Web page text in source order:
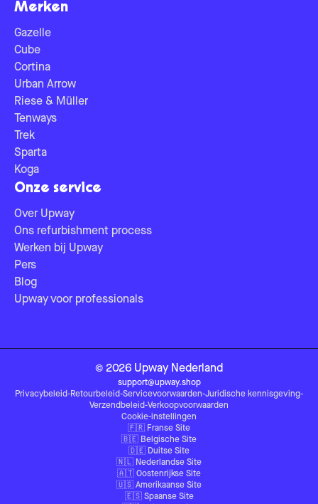
Merken
Gazelle
Cube
Cortina
Urban Arrow
Riese & Müller
Tenways
Trek
Sparta
Koga
Onze service
Over Upway
Ons refurbishment process
Werken bij Upway
Pers
Blog
Upway voor professionals
© 2026 Upway Nederland
support@upway.shop
Privacybeleid-Retourbeleid-Servicevoorwaarden-Juridische kennisgeving-
Verzendbeleid-Verkoopvoorwaarden
Cookie-instellingen
🇫🇷 Franse Site
🇧🇪 Belgische Site
🇩🇪 Duitse Site
🇳🇱 Nederlandse Site
🇦🇹 Oostenrijkse Site
🇺🇸 Amerikaanse Site
🇪🇸 Spaanse Site